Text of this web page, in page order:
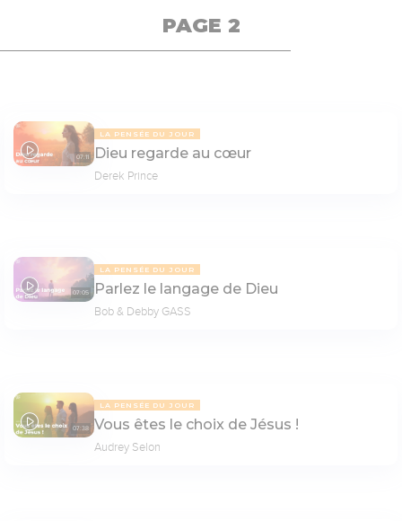
PAGE 2
07:11
LA PENSÉE DU JOUR
Dieu regarde au cœur
Derek Prince
07:05
LA PENSÉE DU JOUR
Parlez le langage de Dieu
Bob & Debby GASS
07:38
LA PENSÉE DU JOUR
Vous êtes le choix de Jésus !
Audrey Selon